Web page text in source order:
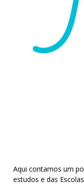
Aqui contamos um
estudos e das